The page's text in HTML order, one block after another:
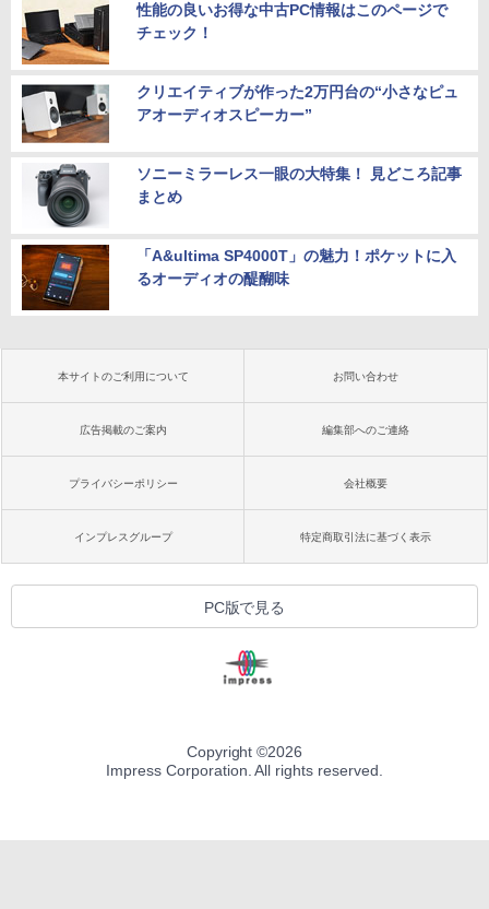
性能の良いお得な中古PC情報はこのページで
チェック！
クリエイティブが作った2万円台の“小さなピュ
アオーディオスピーカー”
ソニーミラーレス一眼の大特集！ 見どころ記事
まとめ
「A&ultima SP4000T」の魅力！ポケットに入
るオーディオの醍醐味
本サイトのご利用について お問い合わせ
広告掲載のご案内 編集部へのご連絡
プライバシーポリシー 会社概要
インプレスグループ 特定商取引法に基づく表示
PC版で見る
Copyright ©2026
Impress Corporation. All rights reserved.